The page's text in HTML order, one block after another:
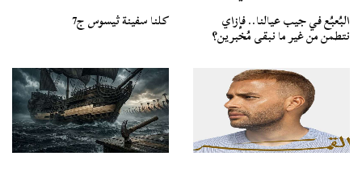
البُعبُع في جيب عيالنا.. فإزاي
نتطمن من غير ما نبقى مُخبرين؟
كلنا سفينة ثيسوس ج7